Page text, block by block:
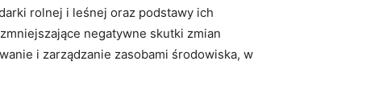
rolnej i leśnej oraz podstawy ich
negatywne skutki zmian
i zarządzanie zasobami środowiska, w